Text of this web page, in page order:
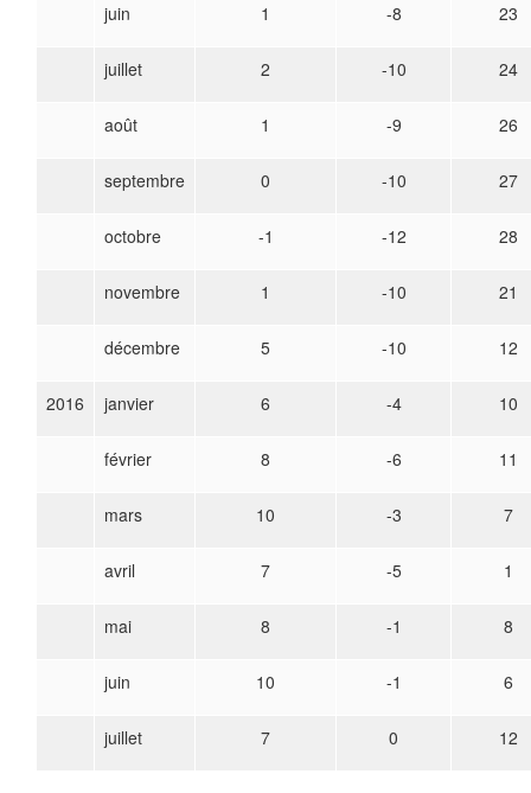
juin 1 -8 23
juillet 2 -10 24
août 1 -9 26
septembre 0 -10 27
octobre -1 -12 28
novembre 1 -10 21
décembre 5 -10 12
2016 janvier 6 -4 10
février 8 -6 11
mars 10 -3 7
avril 7 -5 1
mai 8 -1 8
juin 10 -1 6
juillet 7 0 12